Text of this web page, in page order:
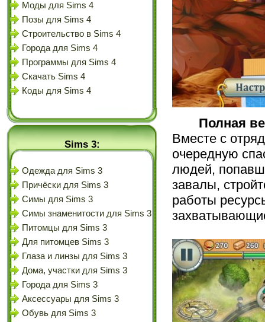
Моды для Sims 4
Позы для Sims 4
Строительство в Sims 4
Города для Sims 4
Программы для Sims 4
Скачать Sims 4
Коды для Sims 4
Sims 3:
Одежда для Sims 3
Причёски для Sims 3
Симы для Sims 3
Симы знаменитости для Sims 3
Питомцы для Sims 3
Для питомцев Sims 3
Глаза и линзы для Sims 3
Дома, участки для Sims 3
Города для Sims 3
Аксессуары для Sims 3
Обувь для Sims 3
Полная
Вместе с
очередную
людей,
завалы,
работы